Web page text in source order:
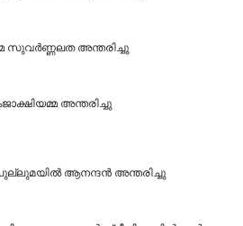
സുവർണ്ണലത അന്തരിച്ചു
അന്തരിച്ചു
ആനന്ദൻ അന്തരിച്ചു